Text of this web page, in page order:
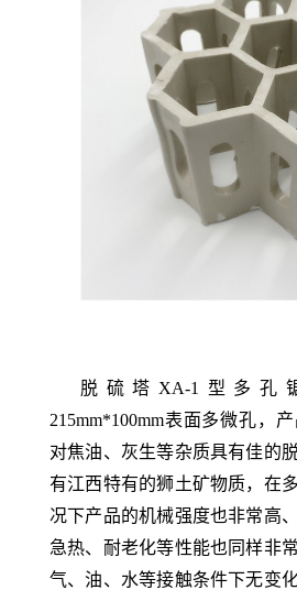
脱硫塔XA-1型多孔
215mm*100mm表面多微孔，产
对焦油、灰生等杂质具有佳的
有江西特有的狮土矿物质，在
况下产品的机械强度也非常高
急热、耐老化等性能也同样非
气、油、水等接触条件下无变